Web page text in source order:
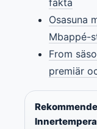
Osasuna
Mbappé-
From
premiär